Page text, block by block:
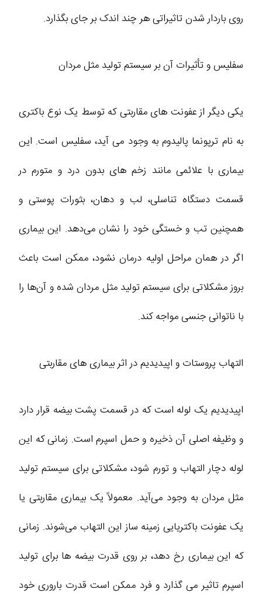
روی باردار شدن تاثیراتی هر چند اندک بر جای بگذارد.
سفلیس و تأثیرات آن بر سیستم تولید مثل مردان
یکی دیگر از عفونت‌ های مقاربتی که توسط یک نوع باکتری
به نام ترپونما پالیدوم به وجود می‌ آید، سفلیس است. این
بیماری با علائمی مانند زخم‌ های بدون درد و متورم در
قسمت دستگاه تناسلی، لب و دهان، بثورات پوستی و
همچنین تب و خستگی خود را نشان می‌دهد. این بیماری
اگر در همان مراحل اولیه درمان نشود، ممکن است باعث
بروز مشکلاتی برای سیستم تولید مثل مردان شده و آن‌ها را
با ناتوانی جنسی مواجه کند.
التهاب پروستات و اپیدیدیم در اثر بیماری‌ های مقاربتی
اپیدیدیم یک لوله است که در قسمت پشت بیضه قرار دارد
و وظیفه اصلی آن ذخیره و حمل اسپرم است. زمانی که این
لوله دچار التهاب و تورم شود، مشکلاتی برای سیستم تولید
مثل مردان به وجود می‌آید. معمولاً یک بیماری مقاربتی یا
یک عفونت باکتریایی زمینه‌ ساز این التهاب می‌شوند. زمانی
که این بیماری رخ دهد، بر روی قدرت بیضه‌ ها برای تولید
اسپرم تاثیر می‌ گذارد و فرد ممکن است قدرت باروری خود